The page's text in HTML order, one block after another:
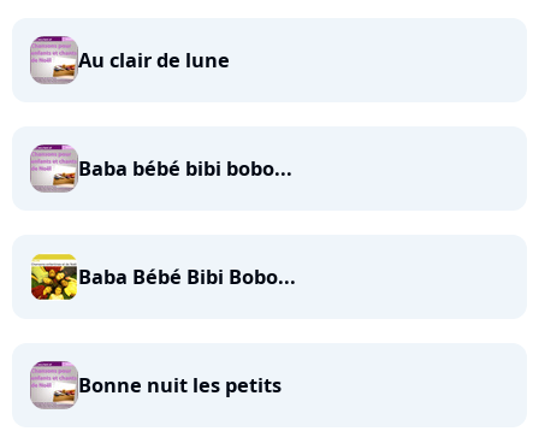
Au clair de lune
Baba bébé bibi bobo...
Baba Bébé Bibi Bobo...
Bonne nuit les petits